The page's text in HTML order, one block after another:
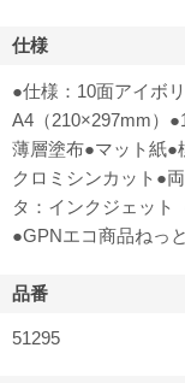
仕様
●仕様：10面アイボ
A4（210×297mm）
薄層塗布●マット紙●
クロミシンカット●
タ：インクジェット
●GPNエコ商品ねっ
品番
51295